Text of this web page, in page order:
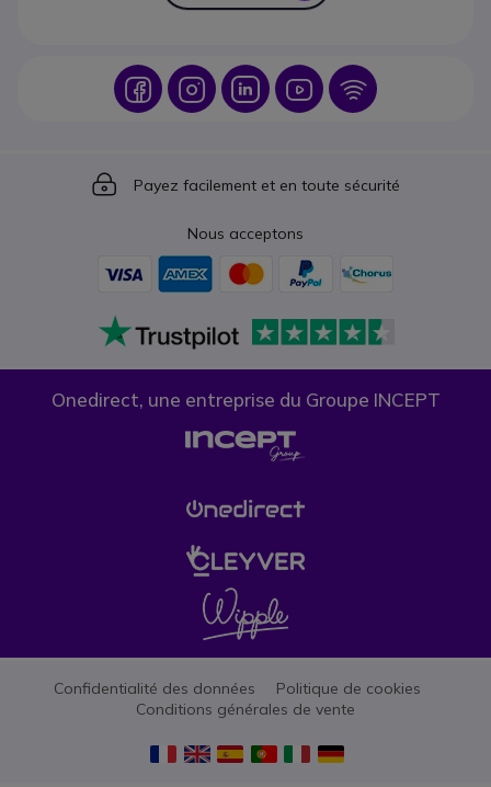
Icon IconIcon Icon Icon
Icon
Payez facilement et en toute sécurité
Nous acceptons
Onedirect, une entreprise du Groupe INCEPT
Confidentialité des données
Politique de cookies
Conditions générales de vente